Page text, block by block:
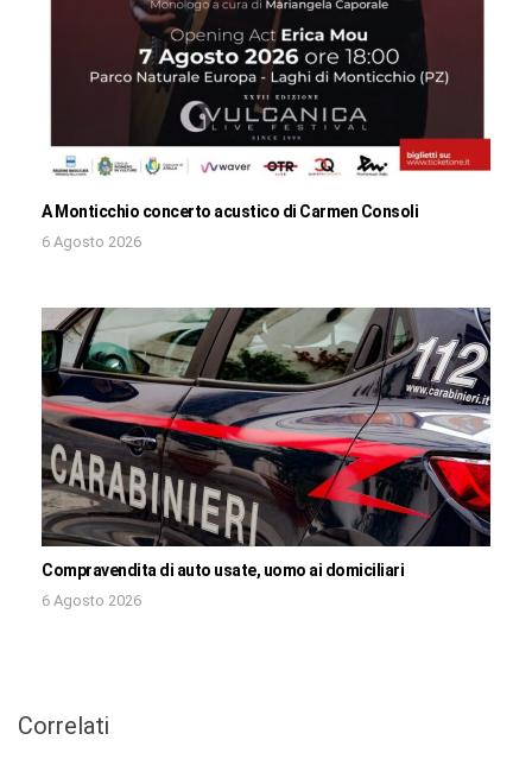
A Monticchio concerto acustico di Carmen Consoli
6 Agosto 2026
Compravendita di auto usate, uomo ai domiciliari
6 Agosto 2026
Correlati